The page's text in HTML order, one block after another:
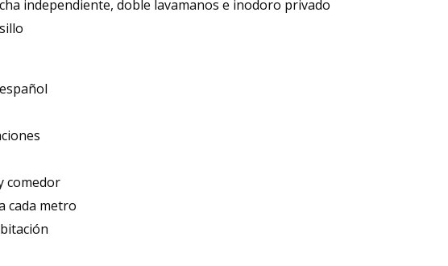
independiente, doble lavamanos e inodoro privado
comedor
cada metro